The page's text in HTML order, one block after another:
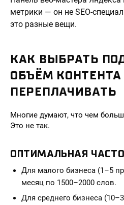
метрики — он не SEO-
это разные вещи.
КАК ВЫБРАТЬ
ОБЪЁМ
ПЕРЕПЛАЧИВАТЬ
Многие думают, что чем
Это не так.
ОПТИМАЛЬНАЯ
Для малого бизнеса (1–5
месяц по 1500–2000 слов.
Для среднего бизнеса